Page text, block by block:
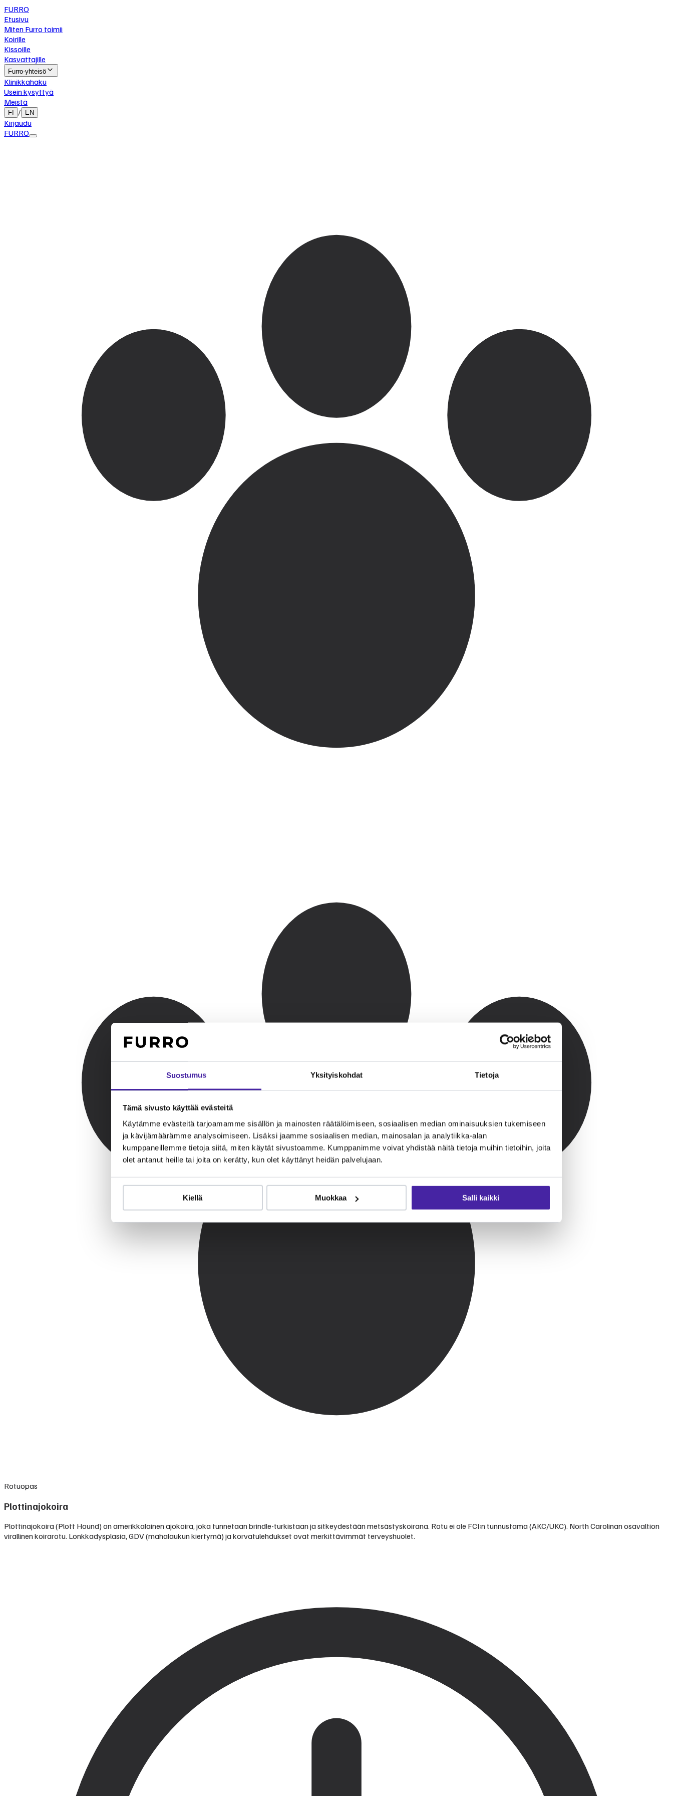
Suostumus Yksityiskohdat Tietoja
Tämä sivusto käyttää evästeitä
Käytämme evästeitä tarjoamamme sisällön ja mainosten räätälöimiseen, sosiaalisen median ominaisuuksien tukemiseen
ja kävijämäärämme analysoimiseen. Lisäksi jaamme sosiaalisen median, mainosalan ja analytiikka-alan
kumppaneillemme tietoja siitä, miten käytät sivustoamme. Kumppanimme voivat yhdistää näitä tietoja muihin tietoihin, joita
olet antanut heille tai joita on kerätty, kun olet käyttänyt heidän palvelujaan.
Kiellä Muokkaa Salli kaikki
FURRO
Etusivu
Miten Furro toimii
Koirille
Kissoille
Kasvattajille
Furro-yhteisö
Klinikkahaku
Usein kysyttyä
Meistä
FI / EN
Kirjaudu
FURRO
Rotuopas
Plottinajokoira
Plottinajokoira (Plott Hound) on amerikkalainen ajokoira, joka tunnetaan brindle-turkistaan ja sitkeydestään metsästyskoirana. Rotu ei ole FCI:n tunnustama (AKC/UKC). North Carolinan osavaltion
virallinen koirarotu. Lonkkadysplasia, GDV (mahalaukun kiertymä) ja korvatulehdukset ovat merkittävimmät terveyshuolet.